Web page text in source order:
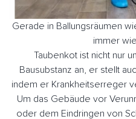
Gerade in Ballungsräumen
immer
Taubenkot ist nicht nur
Bausubstanz an, er stellt
indem er Krankheitserreger
Um das Gebäude vor
oder dem Eindringen von